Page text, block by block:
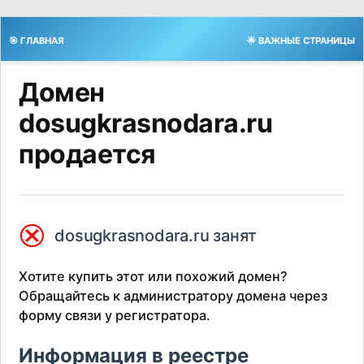
🎯 ГЛАВНАЯ 🌟 ВАЖНЫЕ СТРАНИЦЫ
Домен
dosugkrasnodara.ru
продается
⮿ dosugkrasnodara.ru занят
Хотите купить этот или похожий домен?
Обращайтесь к администратору домена через
форму связи у регистратора.
Информация в реестре